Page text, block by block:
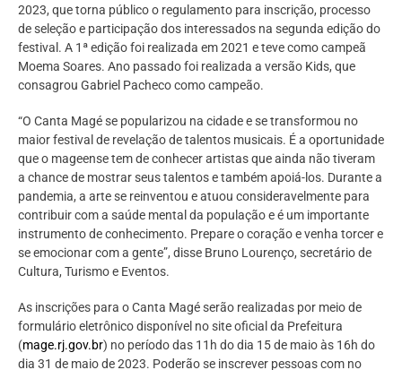
2023, que torna público o regulamento para inscrição, processo
de seleção e participação dos interessados na segunda edição do
festival. A 1ª edição foi realizada em 2021 e teve como campeã
Moema Soares. Ano passado foi realizada a versão Kids, que
consagrou Gabriel Pacheco como campeão.
“O Canta Magé se popularizou na cidade e se transformou no
maior festival de revelação de talentos musicais. É a oportunidade
que o mageense tem de conhecer artistas que ainda não tiveram
a chance de mostrar seus talentos e também apoiá-los. Durante a
pandemia, a arte se reinventou e atuou consideravelmente para
contribuir com a saúde mental da população e é um importante
instrumento de conhecimento. Prepare o coração e venha torcer e
se emocionar com a gente”, disse Bruno Lourenço, secretário de
Cultura, Turismo e Eventos.
As inscrições para o Canta Magé serão realizadas por meio de
formulário eletrônico disponível no site oficial da Prefeitura
(mage.rj.gov.br) no período das 11h do dia 15 de maio às 16h do
dia 31 de maio de 2023. Poderão se inscrever pessoas com no